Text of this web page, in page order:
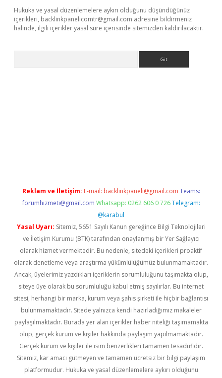
Hukuka ve yasal düzenlemelere aykırı olduğunu düşündüğünüz
içerikleri, backlinkpanelicomtr@gmail.com adresine bildirmeniz
halinde, ilgili içerikler yasal süre içerisinde sitemizden kaldırılacaktır.
Reklam ve İletişim: E-mail: backlinkpaneli@gmail.com Teams:
forumhizmeti@gmail.com Whatsapp: 0262 606 0 726 Telegram:
@karabul
Yasal Uyarı: Sitemiz, 5651 Sayılı Kanun gereğince Bilgi Teknolojileri
ve İletişim Kurumu (BTK) tarafından onaylanmış bir Yer Sağlayıcı
olarak hizmet vermektedir. Bu nedenle, sitedeki içerikleri proaktif
olarak denetleme veya araştırma yükümlülüğümüz bulunmamaktadır.
Ancak, üyelerimiz yazdıkları içeriklerin sorumluluğunu taşımakta olup,
siteye üye olarak bu sorumluluğu kabul etmiş sayılırlar. Bu internet
sitesi, herhangi bir marka, kurum veya şahıs şirketi ile hiçbir bağlantısı
bulunmamaktadır. Sitede yalnızca kendi hazırladığımız makaleler
paylaşılmaktadır. Burada yer alan içerikler haber niteliği taşımamakta
olup, gerçek kurum ve kişiler hakkında paylaşım yapılmamaktadır.
Gerçek kurum ve kişiler ile isim benzerlikleri tamamen tesadüfidir.
Sitemiz, kar amacı gütmeyen ve tamamen ücretsiz bir bilgi paylaşım
platformudur. Hukuka ve yasal düzenlemelere aykırı olduğunu